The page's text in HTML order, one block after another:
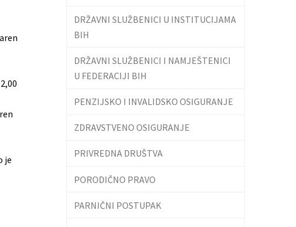
je
DRŽAVNI SLUŽBENICI U INSTITUCIJAMA
BIH
DRŽAVNI SLUŽBENICI I NAMJEŠTENICI
U FEDERACIJI BIH
PENZIJSKO I INVALIDSKO OSIGURANJE
ZDRAVSTVENO OSIGURANJE
PRIVREDNA DRUŠTVA
PORODIČNO PRAVO
PARNIČNI POSTUPAK